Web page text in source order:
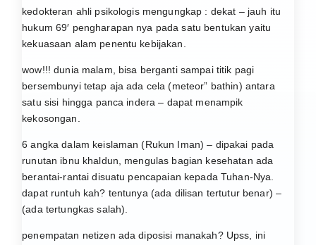
kedokteran ahli psikologis mengungkap : dekat – jauh itu
hukum 69′ pengharapan nya pada satu bentukan yaitu
kekuasaan alam penentu kebijakan.
wow!!! dunia malam, bisa berganti sampai titik pagi
bersembunyi tetap aja ada cela (meteor” bathin) antara
satu sisi hingga panca indera – dapat menampik
kekosongan.
6 angka dalam keislaman (Rukun Iman) – dipakai pada
runutan ibnu khaldun, mengulas bagian kesehatan ada
berantai-rantai disuatu pencapaian kepada Tuhan-Nya.
dapat runtuh kah? tentunya (ada dilisan tertutur benar) –
(ada tertungkas salah).
penempatan netizen ada diposisi manakah? Upss, ini